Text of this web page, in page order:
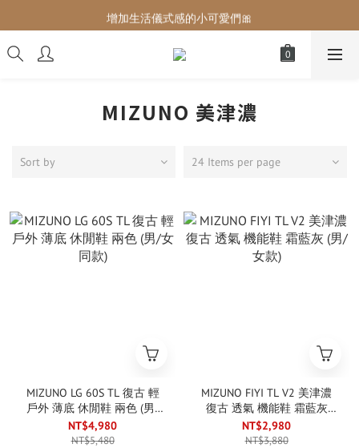
增加生活儀式感的小可愛們🎀
增加生活儀式感的小可愛們🎀
最後現貨‼️這價格不需要再解釋🔥
MIZUNO 美津濃
Sort by 24 Items per page
MIZUNO LG 60S TL 復古 輕
戶外 薄底 休閒鞋 兩色 (男/
女同款)
NT$4,980
NT$5,480
MIZUNO FIYI TL V2 美津濃
復古 透氣 機能鞋 霜藍灰
(男/女款)
NT$2,980
NT$3,880